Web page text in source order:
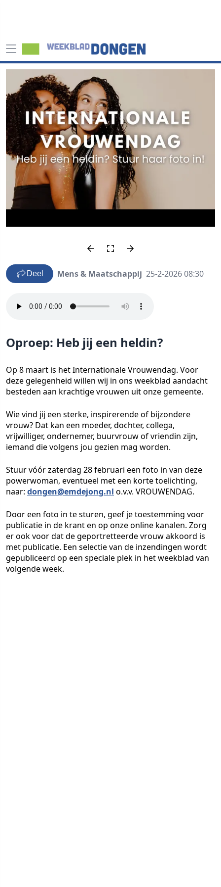
Deel Mens & Maatschappij 25-2-2026 08:30
Oproep: Heb jij een heldin?
Op 8 maart is het Internationale Vrouwendag. Voor
deze gelegenheid willen wij in ons weekblad aandacht
besteden aan krachtige vrouwen uit onze gemeente.
Wie vind jij een sterke, inspirerende of bijzondere
vrouw? Dat kan een moeder, dochter, collega,
vrijwilliger, ondernemer, buurvrouw of vriendin zijn,
iemand die volgens jou gezien mag worden.
Stuur vóór zaterdag 28 februari een foto in van deze
powerwoman, eventueel met een korte toelichting,
naar: dongen@emdejong.nl o.v.v. VROUWENDAG.
Door een foto in te sturen, geef je toestemming voor
publicatie in de krant en op onze online kanalen. Zorg
er ook voor dat de geportretteerde vrouw akkoord is
met publicatie. Een selectie van de inzendingen wordt
gepubliceerd op een speciale plek in het weekblad van
volgende week.